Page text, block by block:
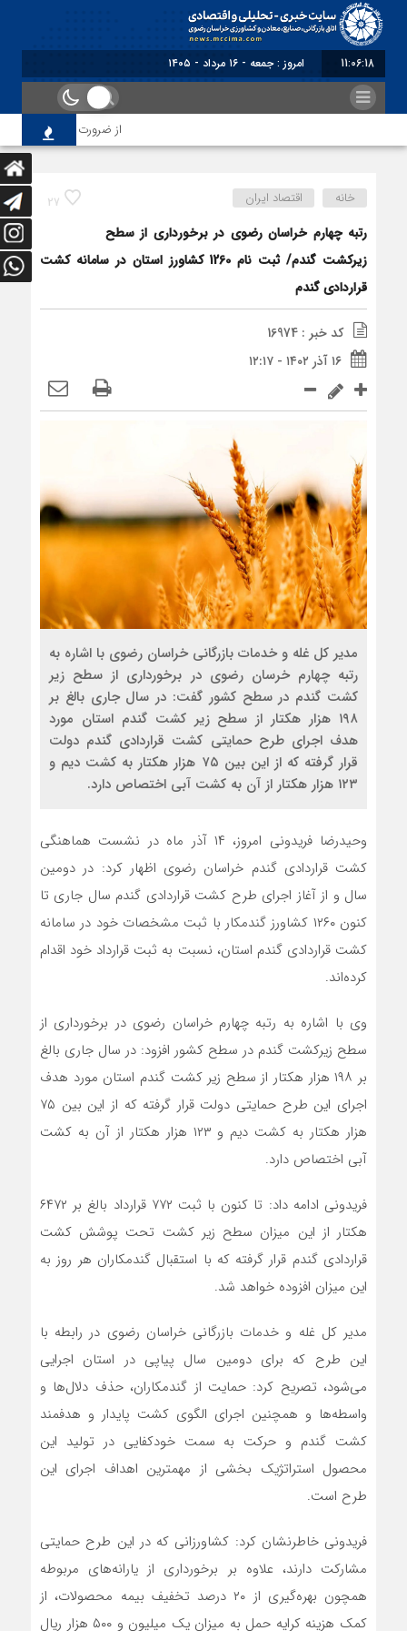
11:06:18 امروز : جمعه - ۱۶ مرداد - ۱۴۰۵
از ضرورت اصلاح رویه‌های
27 خانه اقتصاد ایران
رتبه چهارم خراسان رضوی در برخورداری از سطح
زیرکشت گندم/ ثبت نام 1260 کشاورز استان در سامانه کشت
قراردادی گندم
کد خبر : 16974
۱۶ آذر ۱۴۰۲ - ۱۲:۱۷
مدیر کل غله و خدمات بازرگانی خراسان رضوی با اشاره به
رتبه چهارم خرسان رضوی در برخورداری از سطح زیر
کشت گندم در سطح کشور گفت: در سال جاری بالغ بر
۱۹۸ هزار هکتار از سطح زیر کشت گندم استان مورد
هدف اجرای طرح حمایتی کشت قراردادی گندم دولت
قرار گرفته که از این بین ۷۵ هزار هکتار به کشت دیم و
۱۲۳ هزار هکتار از آن به کشت آبی اختصاص دارد.
وحیدرضا فریدونی امروز، ۱۴ آذر ماه در نشست هماهنگی
کشت قراردادی گندم خراسان رضوی اظهار کرد: در دومین
سال و از آغاز اجرای طرح کشت قراردادی گندم سال جاری تا
کنون ۱۲۶۰ کشاورز گندمکار با ثبت مشخصات خود در سامانه
کشت قراردادی گندم استان، نسبت به ثبت قرارداد خود اقدام
کرده‌اند.
وی با اشاره به رتبه چهارم خراسان رضوی در برخورداری از
سطح زیرکشت گندم در سطح کشور افزود: در سال جاری بالغ
بر ۱۹۸ هزار هکتار از سطح زیر کشت گندم استان مورد هدف
اجرای این طرح حمایتی دولت قرار گرفته که از این بین ۷۵
هزار هکتار به کشت دیم و ۱۲۳ هزار هکتار از آن به کشت
آبی اختصاص دارد.
فریدونی ادامه داد: تا کنون با ثبت ۷۷۲ قرارداد بالغ بر ۶۴۷۲
هکتار از این میزان سطح زیر کشت تحت پوشش کشت
قراردادی گندم قرار گرفته که با استقبال گندمکاران هر روز به
این میزان افزوده خواهد شد.
مدیر کل غله و خدمات بازرگانی خراسان رضوی در رابطه با
این طرح که برای دومین سال پیاپی در استان اجرایی
می‌شود، تصریح‌ کرد: حمایت از گندمکاران، حذف دلال‌ها و
واسطه‌ها و همچنین اجرای الگوی کشت پایدار و هدفمند
کشت گندم و حرکت به سمت خودکفایی در تولید این
محصول استراتژیک بخشی از مهمترین اهداف اجرای این
طرح است.
فریدونی خاطرنشان کرد: کشاورزانی که در این طرح حمایتی
مشارکت دارند، علاوه بر برخورداری از یارانه‌های مربوطه
همچون بهره‌گیری از ۲۰ درصد تخفیف بیمه محصولات، از
کمک هزینه کرایه حمل به میزان یک میلیون و ۵۰۰ هزار ریال